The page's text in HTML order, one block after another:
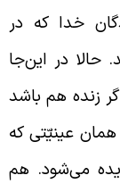
خدا که در
در این‌جا
زنده هم باشد
عینیّتی که
می‌شود. هم